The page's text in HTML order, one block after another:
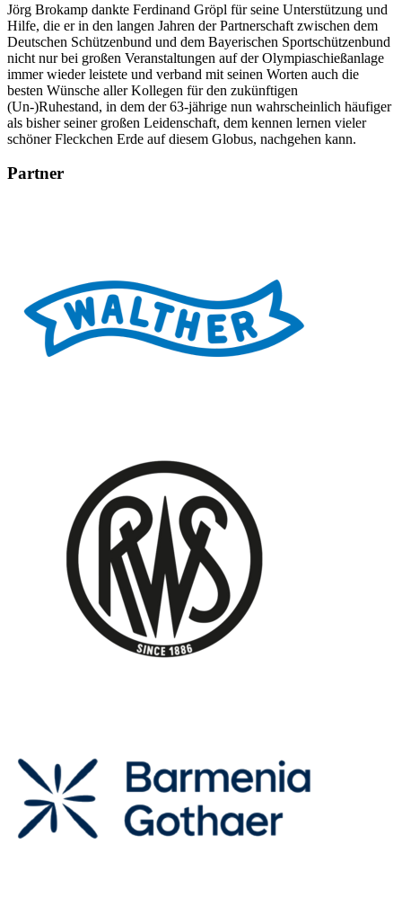
Jörg Brokamp dankte Ferdinand Gröpl für seine Unterstützung und
Hilfe, die er in den langen Jahren der Partnerschaft zwischen dem
Deutschen Schützenbund und dem Bayerischen Sportschützenbund
nicht nur bei großen Veranstaltungen auf der Olympiaschießanlage
immer wieder leistete und verband mit seinen Worten auch die
besten Wünsche aller Kollegen für den zukünftigen
(Un-)Ruhestand, in dem der 63-jährige nun wahrscheinlich häufiger
als bisher seiner großen Leidenschaft, dem kennen lernen vieler
schöner Fleckchen Erde auf diesem Globus, nachgehen kann.
Partner